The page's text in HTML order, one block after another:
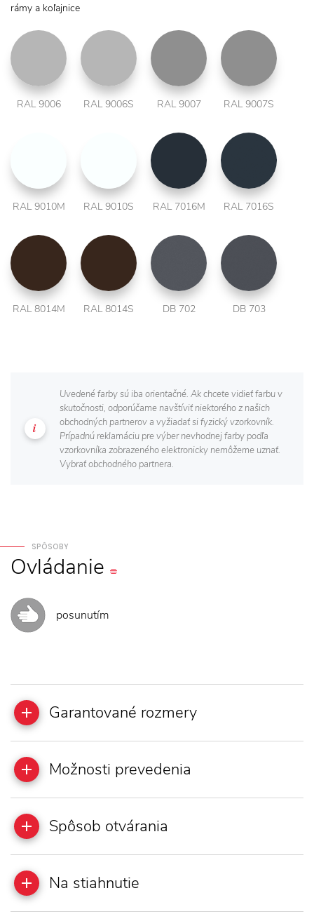
rámy a koľajnice
RAL 9006 RAL 9006S RAL 9007 RAL 9007S
RAL 9010M RAL 9010S RAL 7016M RAL 7016S
RAL 8014M RAL 8014S DB 702 DB 703
Uvedené farby sú iba orientačné. Ak chcete vidieť farbu v
skutočnosti, odporúčame navštíviť niektorého z našich
obchodných partnerov a vyžiadať si fyzický vzorkovník.
Prípadnú reklamáciu pre výber nevhodnej farby podľa
vzorkovníka zobrazeného elektronicky nemôžeme uznať.
Vybrať obchodného partnera.
SPÔSOBY
Ovládanie
posunutím
Garantované rozmery
Možnosti prevedenia
Spôsob otvárania
Na stiahnutie